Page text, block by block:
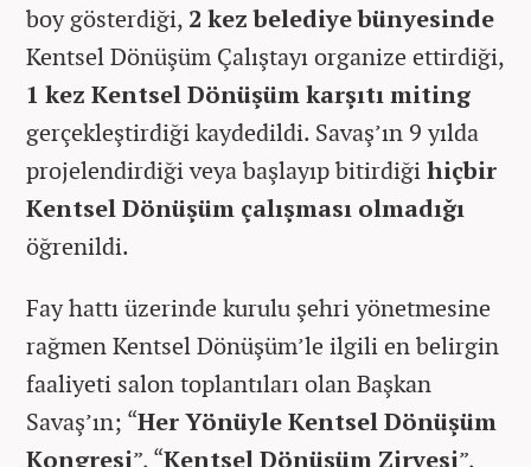
boy gösterdiği, 2 kez belediye bünyesinde
Kentsel Dönüşüm Çalıştayı organize ettirdiği,
1 kez Kentsel Dönüşüm karşıtı miting
gerçekleştirdiği kaydedildi. Savaş’ın 9 yılda
projelendirdiği veya başlayıp bitirdiğihiçbir
Kentsel Dönüşüm çalışması olmadığı
öğrenildi.
Fay hattı üzerinde kurulu şehri yönetmesine
rağmen Kentsel Dönüşüm’le ilgili en belirgin
faaliyeti salon toplantıları olan Başkan
Savaş’ın; “Her Yönüyle Kentsel Dönüşüm
Kongresi”, “Kentsel Dönüşüm Zirvesi”,